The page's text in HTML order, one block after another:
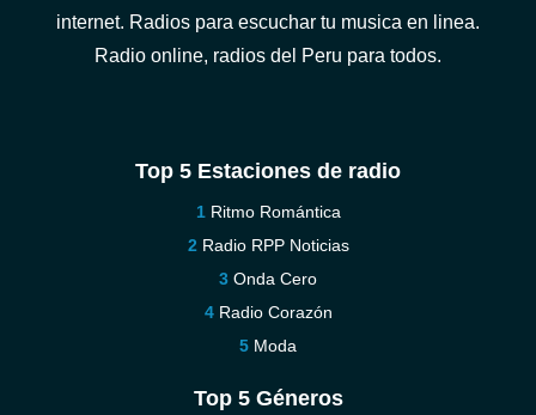
internet. Radios para escuchar tu musica en linea.
Radio online, radios del Peru para todos.
Top 5 Estaciones de radio
Ritmo Romántica
Radio RPP Noticias
Onda Cero
Radio Corazón
Moda
Top 5 Géneros